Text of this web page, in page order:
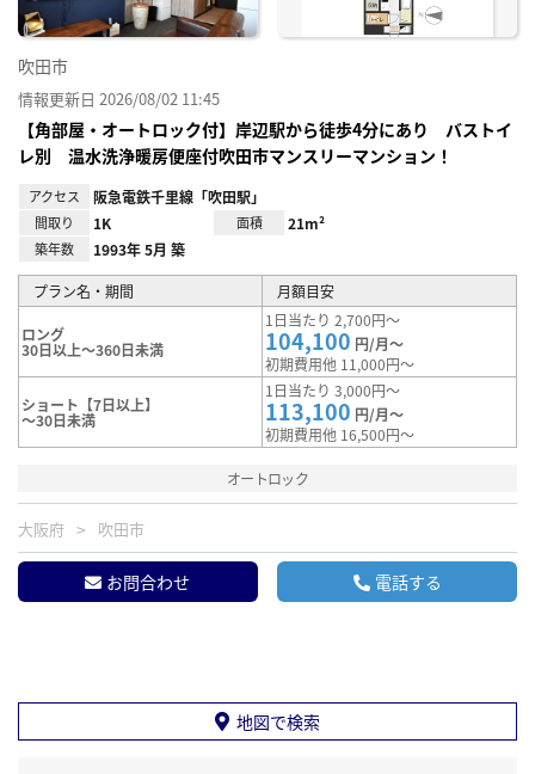
吹田市
情報更新日 2026/08/02 11:45
【角部屋・オートロック付】岸辺駅から徒歩4分にあり バストイ
レ別 温水洗浄暖房便座付吹田市マンスリーマンション！
アクセス 阪急電鉄千里線「吹田駅」
間取り 1K 面積 21m²
築年数 1993年 5月 築
プラン名・期間 月額目安
ロング
30日以上～360日未満
1日当たり 2,700円～
104,100 円/月～
初期費用他 11,000円～
ショート【7日以上】
～30日未満
1日当たり 3,000円～
113,100 円/月～
初期費用他 16,500円～
オートロック
大阪府 吹田市
お問合わせ 電話する
地図で検索